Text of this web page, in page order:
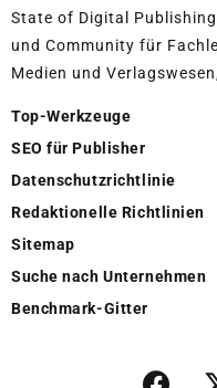
State of Digital
und Community für
Medien und
Top-Werkzeuge
SEO für Publisher
Datenschutzrichtlinie
Redaktionelle Richtlinien
Sitemap
Suche nach Unternehmen
Benchmark-Gitter